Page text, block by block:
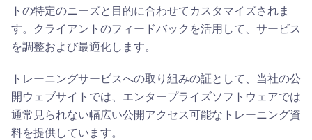
トの特定のニーズと目的に合わせてカスタマイズされま
す。クライアントのフィードバックを活用して、サービス
を調整および最適化します。
トレーニングサービスへの取り組みの証として、当社の公
開ウェブサイトでは、エンタープライズソフトウェアでは
通常見られない幅広い公開アクセス可能なトレーニング資
料を提供しています。